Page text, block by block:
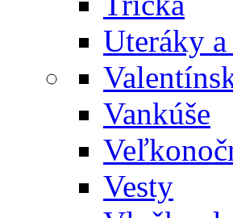
Uteráky
Vankúše
Vesty